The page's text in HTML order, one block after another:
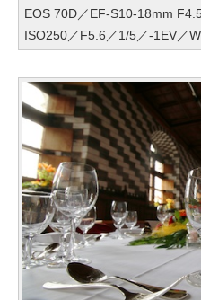
EOS 70D／EF-S10-18mm
ISO250／F5.6／1/5／-1EV／